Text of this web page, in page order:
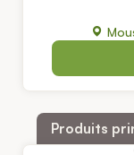
Produits